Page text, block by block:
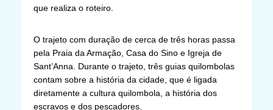
que realiza o roteiro.
O trajeto com duração de cerca de três horas passa
pela Praia da Armação, Casa do Sino e Igreja de
Sant’Anna. Durante o trajeto, três guias quilombolas
contam sobre a história da cidade, que é ligada
diretamente a cultura quilombola, a história dos
escravos e dos pescadores.